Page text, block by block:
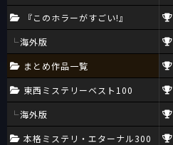
『このホラーがすごい!』
海外版
まとめ作品一覧
東西ミステリーベスト100
海外版
本格ミステリ・エターナル300